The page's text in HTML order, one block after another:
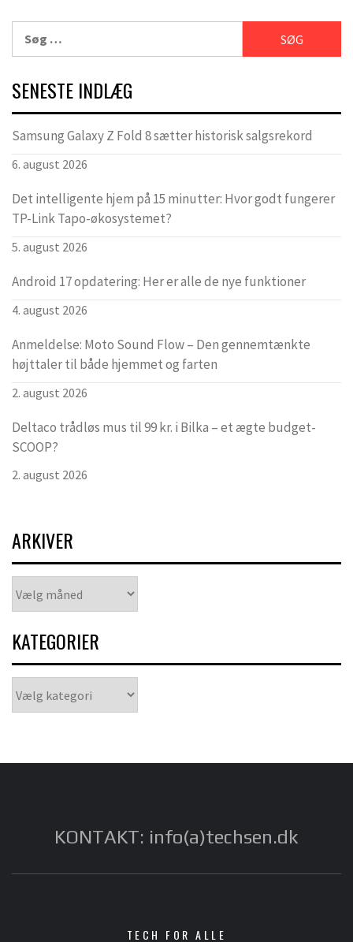
efter:
SENESTE INDLÆG
Samsung Galaxy Z Fold 8 sætter historisk salgsrekord
6. august 2026
Det intelligente hjem på 15 minutter: Hvor godt fungerer
TP-Link Tapo-økosystemet?
5. august 2026
Android 17 opdatering: Her er alle de nye funktioner
4. august 2026
Anmeldelse: Moto Sound Flow – Den gennemtænkte
højttaler til både hjemmet og farten
2. august 2026
Deltaco trådløs mus til 99 kr. i Bilka – et ægte budget-
SCOOP?
2. august 2026
ARKIVER
KATEGORIER
KONTAKT: info(a)techsen.dk
TECH FOR ALLE